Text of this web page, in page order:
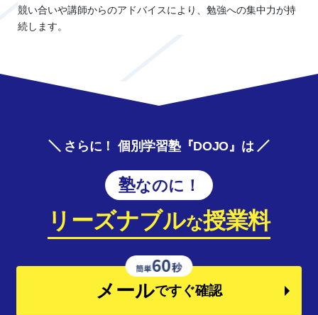
競い合いや講師からのアドバイスにより、勉強への集中力が持
続します。
さらに！ 個別学習塾『DOJO』は
塾なのに！
リーズナブルな授業料
メールですぐ確認